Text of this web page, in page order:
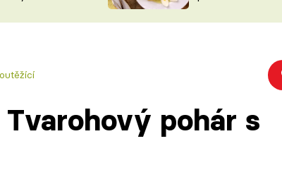
NA TALÍŘI
VYCHYTÁVKY
pohár s